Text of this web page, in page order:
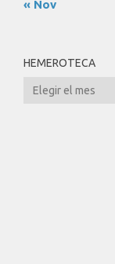
« Nov
HEMEROTECA
Hemeroteca